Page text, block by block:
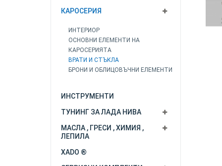
КАРОСЕРИЯ
ИНТЕРИОР
ОСНОВНИ ЕЛЕМЕНТИ НА
КАРОСЕРИЯТА
ВРАТИ И СТЪКЛА
БРОНИ И ОБЛИЦОВЪЧНИ ЕЛЕМЕНТИ
ИНСТРУМЕНТИ
ТУНИНГ ЗА ЛАДА НИВА
МАСЛА , ГРЕСИ , ХИМИЯ ,
ЛЕПИЛА
XADO ®